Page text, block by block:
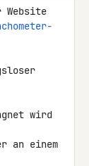
wird
an einem